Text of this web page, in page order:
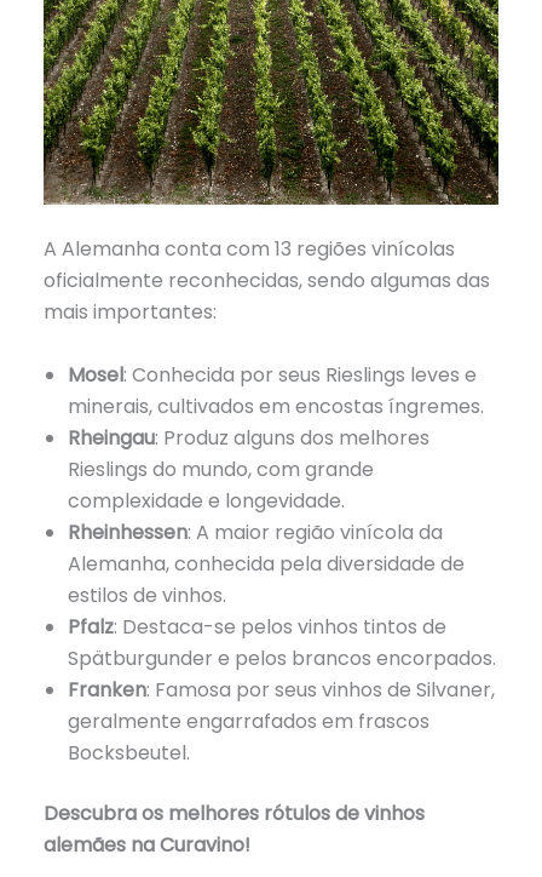
A Alemanha conta com 13 regiões vinícolas
oficialmente reconhecidas, sendo algumas das
mais importantes:
Mosel: Conhecida por seus Rieslings leves e
minerais, cultivados em encostas íngremes.
Rheingau: Produz alguns dos melhores
Rieslings do mundo, com grande
complexidade e longevidade.
Rheinhessen: A maior região vinícola da
Alemanha, conhecida pela diversidade de
estilos de vinhos.
Pfalz: Destaca-se pelos vinhos tintos de
Spätburgunder e pelos brancos encorpados.
Franken: Famosa por seus vinhos de Silvaner,
geralmente engarrafados em frascos
Bocksbeutel.
Descubra os melhores rótulos de vinhos
alemães na Curavino!